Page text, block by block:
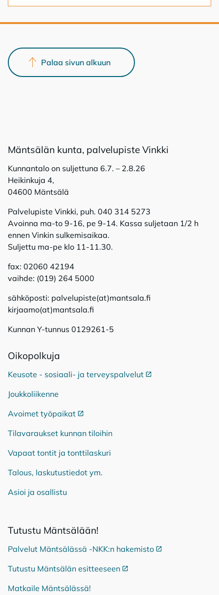
Mänt­sä­län kun­ta, pal­ve­lu­pis­te Vink­ki
Kunnantalo on suljettuna 6.7. – 2.8.26
Heikinkuja 4,
04600 Mäntsälä
Palvelupiste Vinkki, puh. 040 314 5273
Avoinna ma-to 9-16, pe 9-14. Kassa suljetaan 1/2 h
ennen Vinkin sulkemisaikaa.
Suljettu ma-pe klo 11-11.30.
fax: 02060 42194
vaihde: (019) 264 5000
sähköposti: palvelupiste(at)mantsala.fi
kirjaamo(at)mantsala.fi
Kunnan Y-tunnus 0129261-5
Oi­ko­pol­ku­ja
Keusote - sosiaali- ja terveyspalvelut Ulkoinen linkki
Joukkoliikenne
Avoimet työpaikat Ulkoinen linkki
Tilavaraukset kunnan tiloihin
Vapaat tontit ja tonttilaskuri
Talous, laskutustiedot ym.
Asioi ja osallistu
Tu­tus­tu Mänt­sä­lään!
Palvelut Mäntsälässä -NKK:n hakemisto Ulkoinen linkki
Tutustu Mäntsälän esitteeseen Ulkoinen linkki
Matkaile Mäntsälässä!
Palaa sivun alkuun